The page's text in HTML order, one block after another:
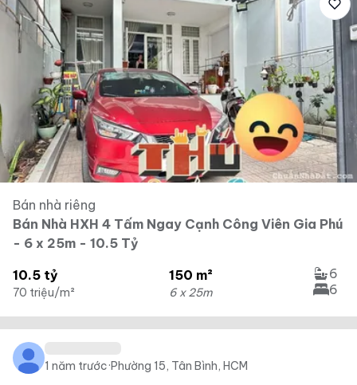
Bán nhà riêng
Bán Nhà HXH 4 Tấm Ngay Cạnh Công Viên Gia Phú
- 6 x 25m - 10.5 Tỷ
10.5 tỷ
70 triệu/m²
150 m²
6 x 25m
6
6
1 năm trước·Phường 15, Tân Bình, HCM